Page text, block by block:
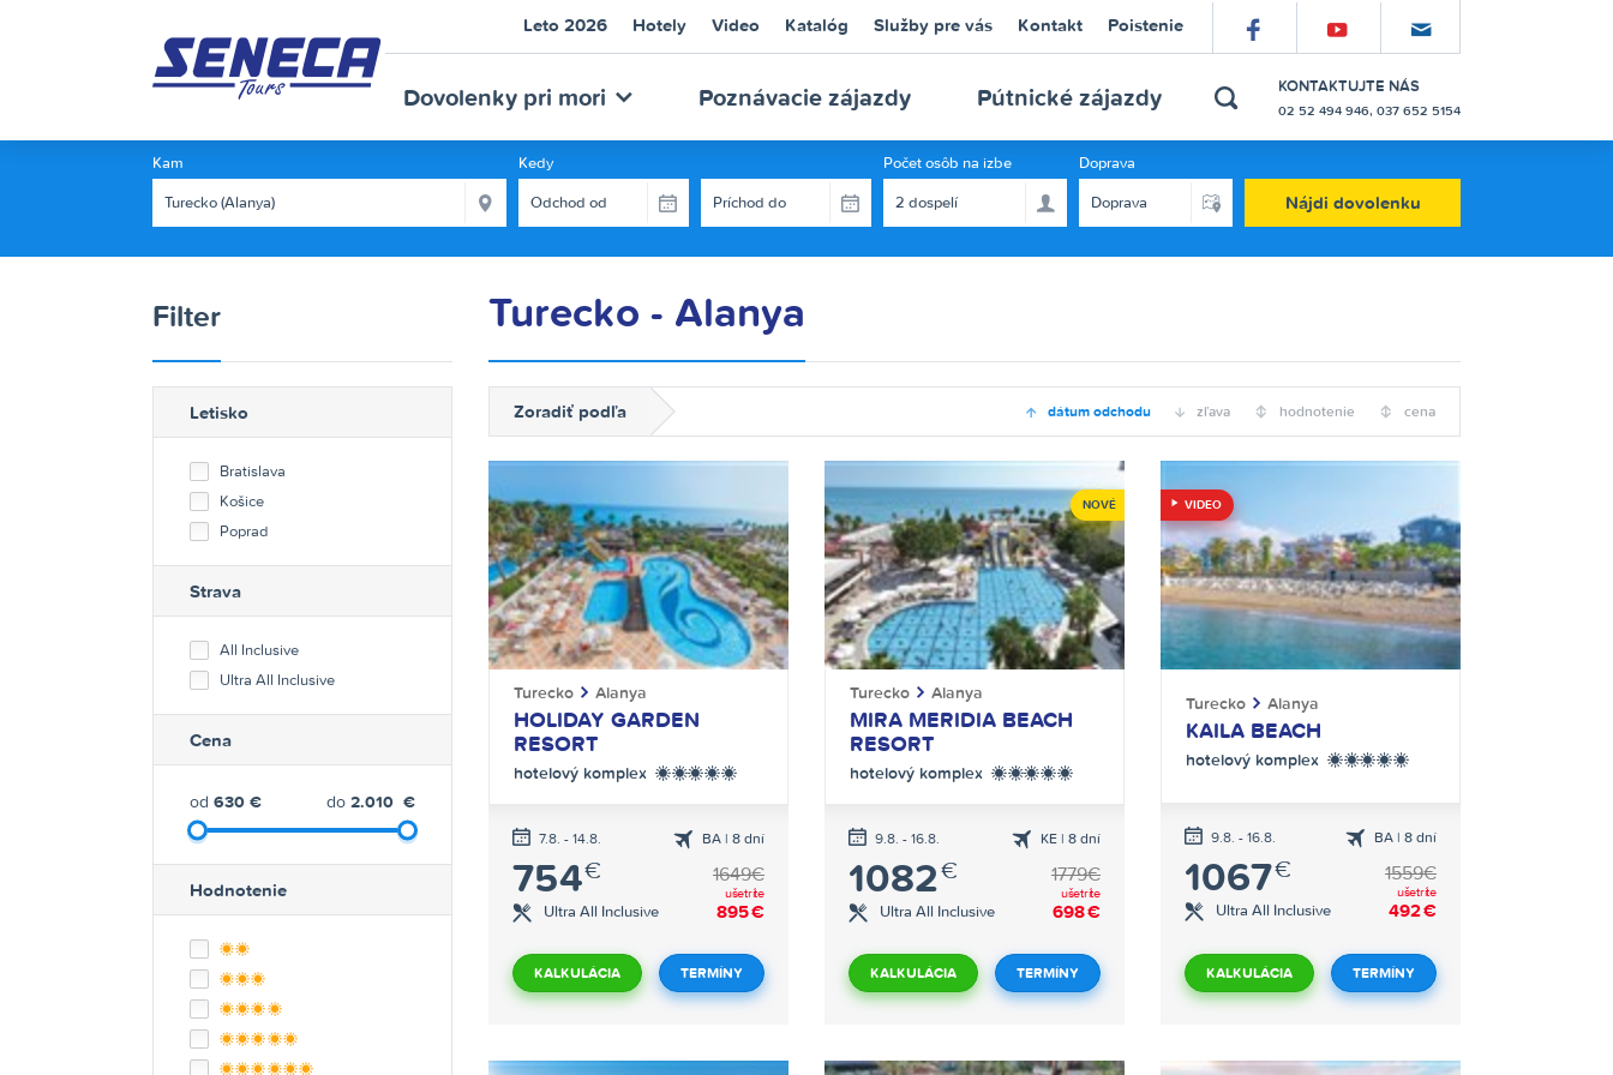
SENECA
TOURS
Leto 2026 Hotely Video Katalóg Služby pre vás Kontakt Poistenie
profil
Facebooku
náš
kanál
YouTube
prihláste
mailinglistu
Dovolenky pri mori Poznávacie zájazdy Pútnické zájazdy
hľadať
KONTAKTUJTE NÁS
02 52 494 946, 037 652 5154
Kam Kedy Počet osôb na izbe Doprava
Filter
Letisko
Bratislava
Košice
Poprad
Strava
All Inclusive
Ultra All Inclusive
Cena
od 630 € do 2.010 €
Hodnotenie
**
***
****
*****
******
Turecko - Alanya
Zoradiť podľa dátum odchodu zľava hodnotenie cena
Turecko Alanya
HOLIDAY GARDEN
RESORT
hotelový komplex *****
7.8. - 14.8.
754€ 1649€
ušetríte
895€
Ultra All Inclusive
letecká
doprava
BA | 8 dní
KALKULÁCIA TERMÍNY
NOVÉ
Turecko Alanya
MIRA MERIDIA BEACH
RESORT
hotelový komplex *****
9.8. - 16.8.
1082€ 1779€
ušetríte
698€
Ultra All Inclusive
letecká
doprava
KE | 8 dní
KALKULÁCIA TERMÍNY
VIDEO
Turecko Alanya
KAILA BEACH
hotelový komplex *****
9.8. - 16.8.
1067€ 1559€
ušetríte
492€
Ultra All Inclusive
letecká
doprava
BA | 8 dní
KALKULÁCIA TERMÍNY